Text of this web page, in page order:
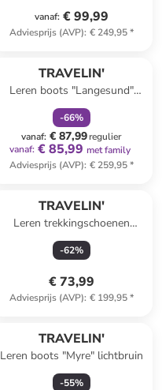
vanaf: € 99,99
Adviesprijs (AVP): € 249,95*
TRAVELIN'
Leren boots "Langesund"
zwart
-66%
vanaf: € 87,99regulier
vanaf: € 85,99 met family
Adviesprijs (AVP): € 259,95*
TRAVELIN'
Leren trekkingschoenen
"Skodborg" bruin
-62%
€ 73,99
Adviesprijs (AVP): € 199,95*
TRAVELIN'
Leren boots "Myre" lichtbruin
-55%